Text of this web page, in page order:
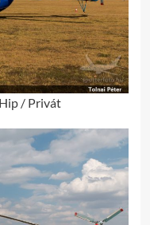
/ Privát